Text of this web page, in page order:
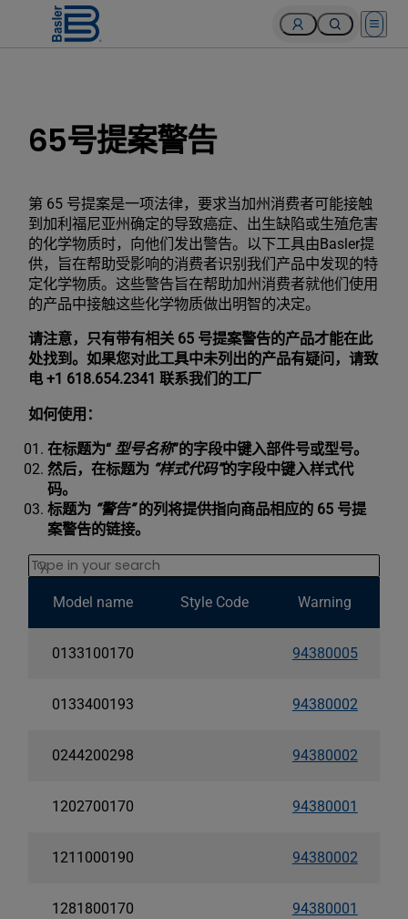
Open
65号提案警告
第 65 号提案是一项法律，要求当加州消费者可能接触
到加利福尼亚州确定的导致癌症、出生缺陷或生殖危害
的化学物质时，向他们发出警告。以下工具由Basler提
供，旨在帮助受影响的消费者识别我们产品中发现的特
定化学物质。这些警告旨在帮助加州消费者就他们使用
的产品中接触这些化学物质做出明智的决定。
请注意，只有带有相关 65 号提案警告的产品才能在此
处找到。如果您对此工具中未列出的产品有疑问，请致
电 +1 618.654.2341 联系我们的工厂
如何使用：
在标题为“型号名称”的字段中键入部件号或型号。
然后，在标题为 “样式代码”的字段中键入样式代
码。
标题为 “警告”的列将提供指向商品相应的 65 号提
案警告的链接。
Search
Model name Style Code Warning
0133100170 94380005
0133400193 94380002
0244200298 94380002
1202700170 94380001
1211000190 94380002
1281800170 94380001